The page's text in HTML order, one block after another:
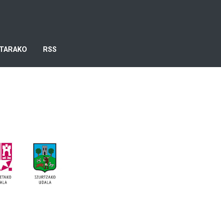
RSS